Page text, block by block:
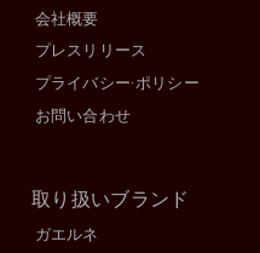
会社概要
プレスリリース
プライバシー·ポリシー
お問い合わせ
取り扱いブランド
ガエルネ